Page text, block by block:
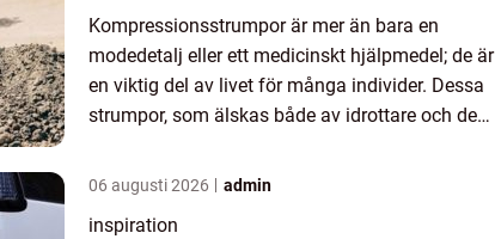
Kompressionsstrumpor är mer än bara en
modedetalj eller ett medicinskt hjälpmedel; de är
en viktig del av livet för många individer. Dessa
strumpor, som älskas både av idrottare och de
06 augusti 2026 admin
inspiration